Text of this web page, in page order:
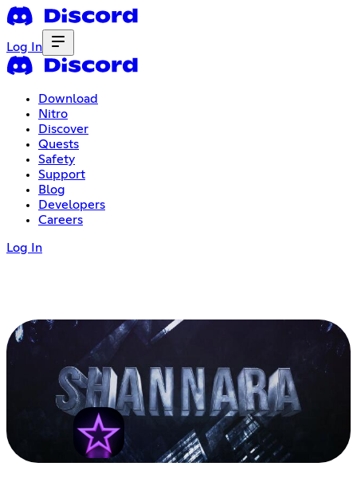
Log In
Download
Nitro
Discover
Quests
Safety
Support
Blog
Developers
Careers
Log In